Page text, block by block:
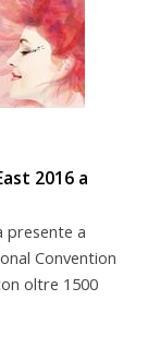
2016 a
presente a
Convention
oltre 1500